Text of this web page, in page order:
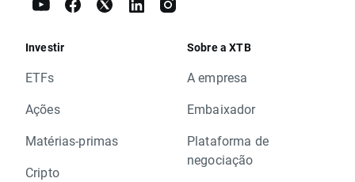
Investir
ETFs
Ações
Matérias-primas
Cripto
Sobre a XTB
A empresa
Embaixador
Plataforma de
negociação